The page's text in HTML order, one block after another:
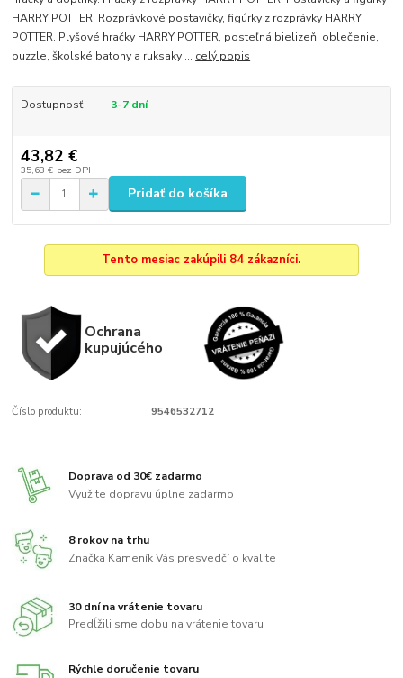
HARRY POTTER. Rozprávkové postavičky, figúrky z rozprávky HARRY
POTTER. Plyšové hračky HARRY POTTER, posteľná bielizeň, oblečenie,
puzzle, školské batohy a ruksaky ... celý popis
Dostupnosť 3-7 dní
43,82 €
35,63 € bez DPH
Pridať do košíka
Tento mesiac zakúpili 84 zákazníci.
Ochrana
kupujúcého
Číslo produktu: 9546532712
Doprava od 30€ zadarmo
Využite dopravu úplne zadarmo
8 rokov na trhu
Značka Kameník Vás presvedčí o kvalite
30 dní na vrátenie tovaru
Predĺžili sme dobu na vrátenie tovaru
Rýchle doručenie tovaru